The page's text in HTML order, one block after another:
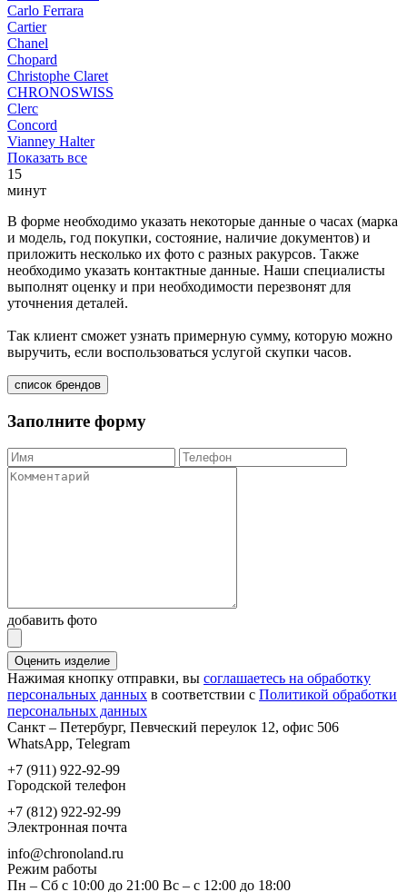
Carlo Ferrara
Cartier
Chanel
Chopard
Christophe Claret
CHRONOSWISS
Clerc
Concord
Vianney Halter
Показать все
15
минут
В форме необходимо указать некоторые данные о часах (марка
и модель, год покупки, состояние, наличие документов) и
приложить несколько их фото с разных ракурсов. Также
необходимо указать контактные данные. Наши специалисты
выполнят оценку и при необходимости перезвонят для
уточнения деталей.
Так клиент сможет узнать примерную сумму, которую можно
выручить, если воспользоваться услугой скупки часов.
список брендов
Заполните форму
добавить фото
Оценить изделие
Нажимая кнопку отправки, вы соглашаетесь на обработку
персональных данных в соответствии с Политикой обработки
персональных данных
Санкт – Петербург, Певческий переулок 12, офис 506
WhatsApp, Telegram
+7 (911) 922-92-99
Городской телефон
+7 (812) 922-92-99
Электронная почта
info@chronoland.ru
Режим работы
Пн – Сб с 10:00 до 21:00 Вс – c 12:00 до 18:00